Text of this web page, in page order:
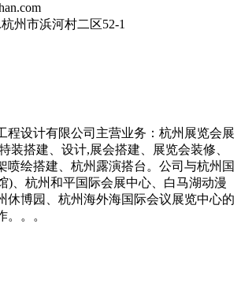
州市浜河村二区52-1
程设计有限公司主营业务：杭州展览会展
装搭建、设计,展会搭建、展览会装修、
喷绘搭建、杭州露演搭台。公司与杭州国
)、杭州和平国际会展中心、白马湖动漫
休博园、杭州海外海国际会议展览中心的
。。。